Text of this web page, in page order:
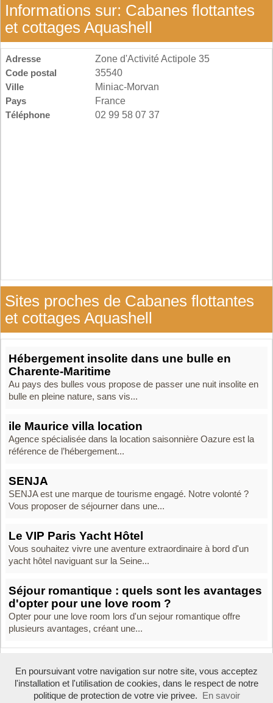
Informations sur: Cabanes flottantes
et cottages Aquashell
Adresse
Zone d'Activité Actipole 35
Code postal
35540
Ville
Miniac-Morvan
Pays
France
Téléphone
02 99 58 07 37
Sites proches de Cabanes flottantes
et cottages Aquashell
Hébergement insolite dans une bulle en
Charente-Maritime
Au pays des bulles vous propose de passer une nuit insolite en
bulle en pleine nature, sans vis...
ile Maurice villa location
Agence spécialisée dans la location saisonnière Oazure est la
référence de l’hébergement...
SENJA
SENJA est une marque de tourisme engagé. Notre volonté ?
Vous proposer de séjourner dans une...
Le VIP Paris Yacht Hôtel
Vous souhaitez vivre une aventure extraordinaire à bord d'un
yacht hôtel naviguant sur la Seine...
Séjour romantique : quels sont les avantages
d'opter pour une love room ?
Opter pour une love room lors d'un sejour romantique offre
plusieurs avantages, créant une...
Boosté par Arfooo 2.02 - © 2007 - 2016 -Contact -Mentions legales
Tous droits réservés
En poursuivant votre navigation sur notre site, vous acceptez
l'installation et l'utilisation de cookies, dans le respect de notre
politique de protection de votre vie privee.
En savoir